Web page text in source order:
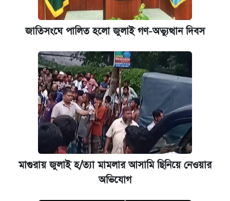
জাতিসংঘে পালিত হলো জুলাই গণ-অভ্যুত্থান দিবস
মাগুরায় জুলাই হ/ত্যা মামলার আসামি ছিনিয়ে নেওয়ার
অভিযোগ